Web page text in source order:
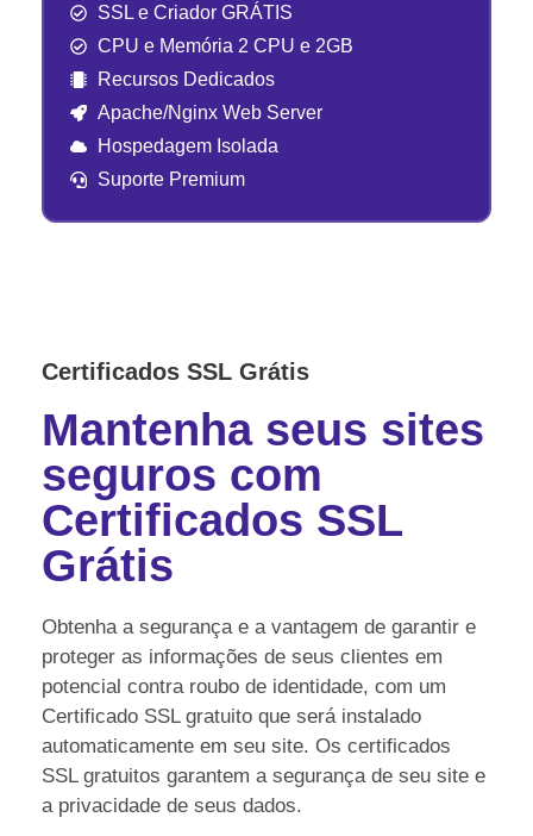
SSL e Criador GRÁTIS
CPU e Memória 2 CPU e 2GB
Recursos Dedicados
Apache/Nginx Web Server
Hospedagem Isolada
Suporte Premium
Certificados SSL Grátis
Mantenha seus sites
seguros com
Certificados SSL
Grátis
Obtenha a segurança e a vantagem de garantir e
proteger as informações de seus clientes em
potencial contra roubo de identidade, com um
Certificado SSL gratuito que será instalado
automaticamente em seu site. Os certificados
SSL gratuitos garantem a segurança de seu site e
a privacidade de seus dados.